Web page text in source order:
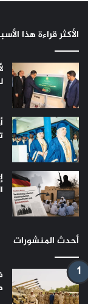
الأكثر قراءة هذا
أحدث المنشورات